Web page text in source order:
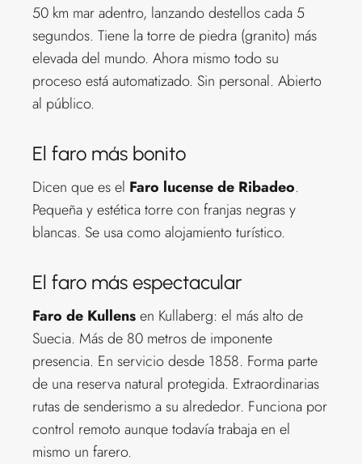
50 km mar adentro, lanzando destellos cada 5
segundos. Tiene la torre de piedra (granito) más
elevada del mundo. Ahora mismo todo su
proceso está automatizado. Sin personal. Abierto
al público.
El faro más bonito
Dicen que es el Faro lucense de Ribadeo.
Pequeña y estética torre con franjas negras y
blancas. Se usa como alojamiento turístico.
El faro más espectacular
Faro de Kullensen Kullaberg: el más alto de
Suecia. Más de 80 metros de imponente
presencia. En servicio desde 1858. Forma parte
de una reserva natural protegida. Extraordinarias
rutas de senderismo a su alrededor. Funciona por
control remoto aunque todavía trabaja en el
mismo un farero.